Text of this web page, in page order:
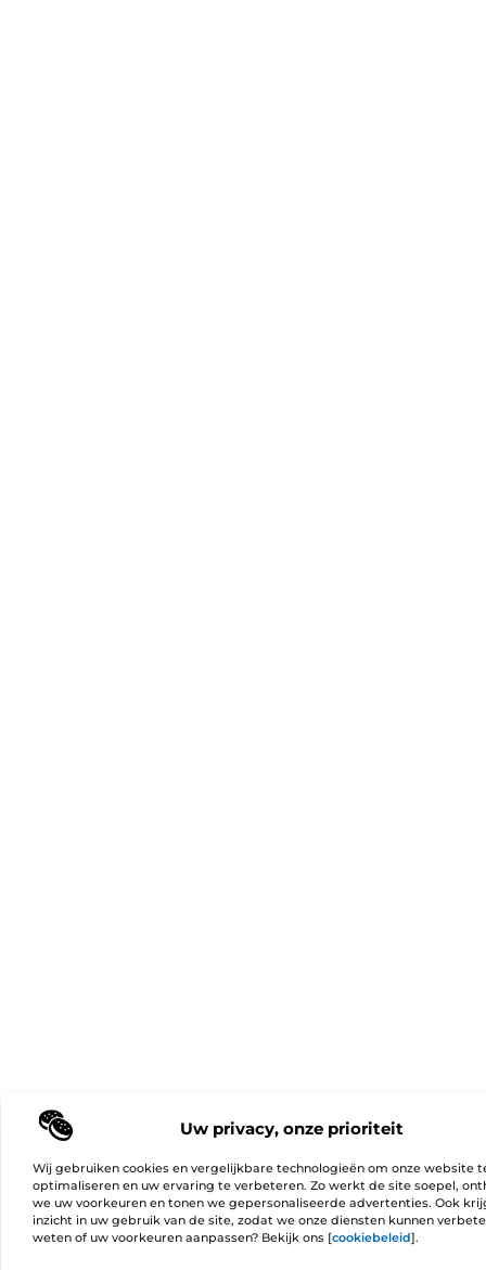
Uw privacy, onze prioriteit
Wij gebruiken cookies en vergelijkbare technologieën om onze website
optimaliseren en uw ervaring te verbeteren. Zo werkt de site soepel,
we uw voorkeuren en tonen we gepersonaliseerde advertenties. Ook
inzicht in uw gebruik van de site, zodat we onze diensten kunnen
weten of uw voorkeuren aanpassen? Bekijk ons [cookiebeleid].